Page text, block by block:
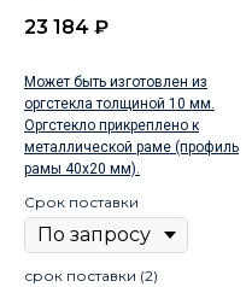
23 184 ₽
Может быть изготовлен из
оргстекла толщиной 10 мм.
Оргстекло прикреплено к
металлической раме (профиль
рамы 40х20 мм).
Срок поставки
срок поставки (2)